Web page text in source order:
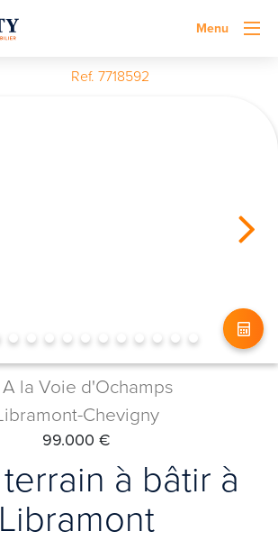
Menu
Ref. 7718592
A la Voie d'Ochamps
Chevigny
99.000 €
à bâtir à
Libramont